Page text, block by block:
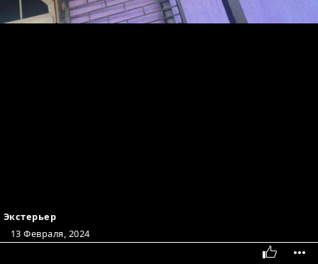
Экстерьер
13 Февраля, 2024